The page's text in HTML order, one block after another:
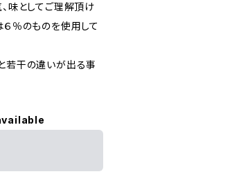
味としてご理解頂け
％のものを使用して
若干の違いが出る事